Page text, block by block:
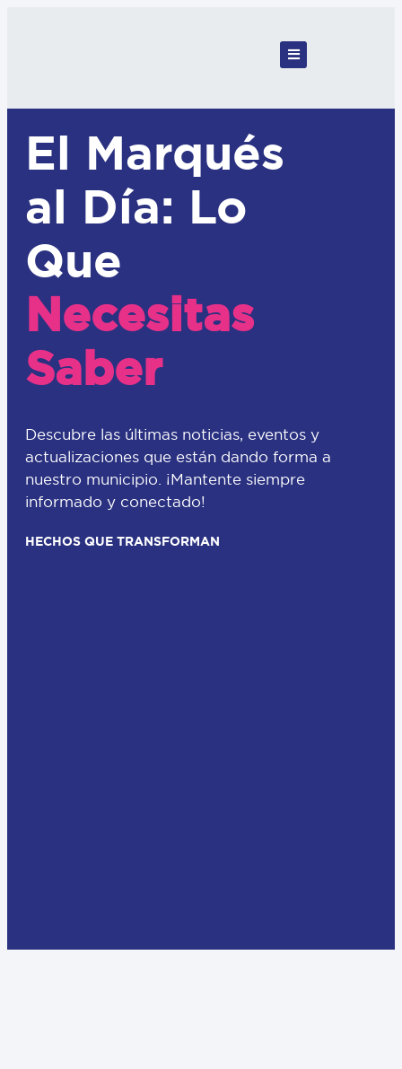
El Marqués
al Día: Lo
Que
Necesitas
Saber
Descubre las últimas noticias, eventos y
actualizaciones que están dando forma a
nuestro municipio. ¡Mantente siempre
informado y conectado!
HECHOS QUE TRANSFORMAN